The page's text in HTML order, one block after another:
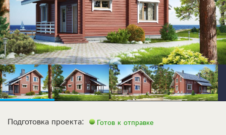
Подготовка проекта: Готов к отправке